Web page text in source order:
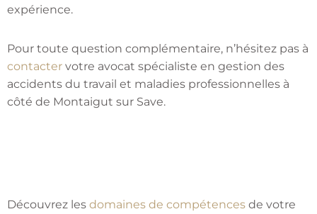
expérience.
Pour toute question complémentaire, n’hésitez pas à
contacter votre avocat spécialiste en gestion des
accidents du travail et maladies professionnelles à
côté de Montaigut sur Save.
Découvrez les domaines de compétences de votre